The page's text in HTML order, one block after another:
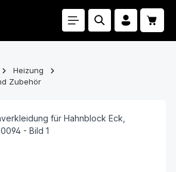
Heizung
Zubehör